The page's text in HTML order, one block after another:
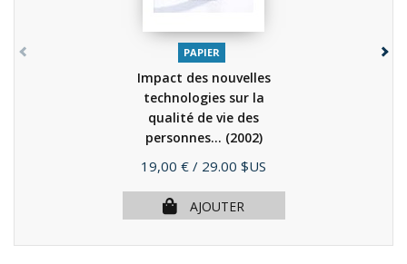
PAPIER
Impact des nouvelles
technologies sur la
qualité de vie des
personnes... (2002)
Prix
19,00 € / 29.00 $US
AJOUTER